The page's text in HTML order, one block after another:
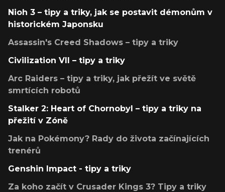
Nioh 3 – tipy a triky, jak se postavit démonům v
historickém Japonsku
Assassin's Creed Shadows – tipy a triky
Civilization VII – tipy a triky
Arc Raiders – tipy a triky, jak přežít ve světě
smrtících robotů
Stalker 2: Heart of Chornobyl – tipy a triky na
přežití v Zóně
Jak na Pokémony? Rady do života začínajících
trenérů
Genshin Impact - tipy a triky
Za koho začít v Crusader Kings 3? Tipy a triky